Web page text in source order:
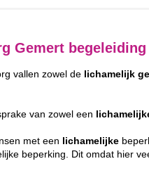
Gemert
vallen zowel de lichamelijk
van zowel een
met een lichamelijke
beperking. Dit omdat hier